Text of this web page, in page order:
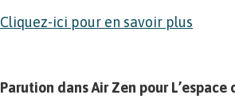
Cliquez-ici pour en savoir plus
Parution dans Air Zen pour L’espace